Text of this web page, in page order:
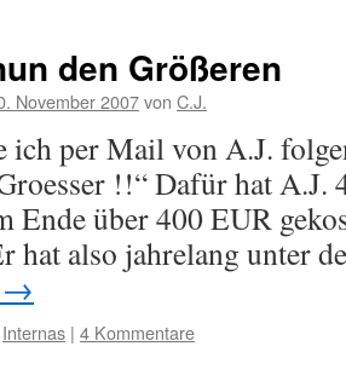
den Größeren
November 2007von C.J.
ich per Mail von A.J.
!!“ Dafür hat A.J.
Ende über 400 EUR
hat also jahrelang unter
→
Internas | 4 Kommentare